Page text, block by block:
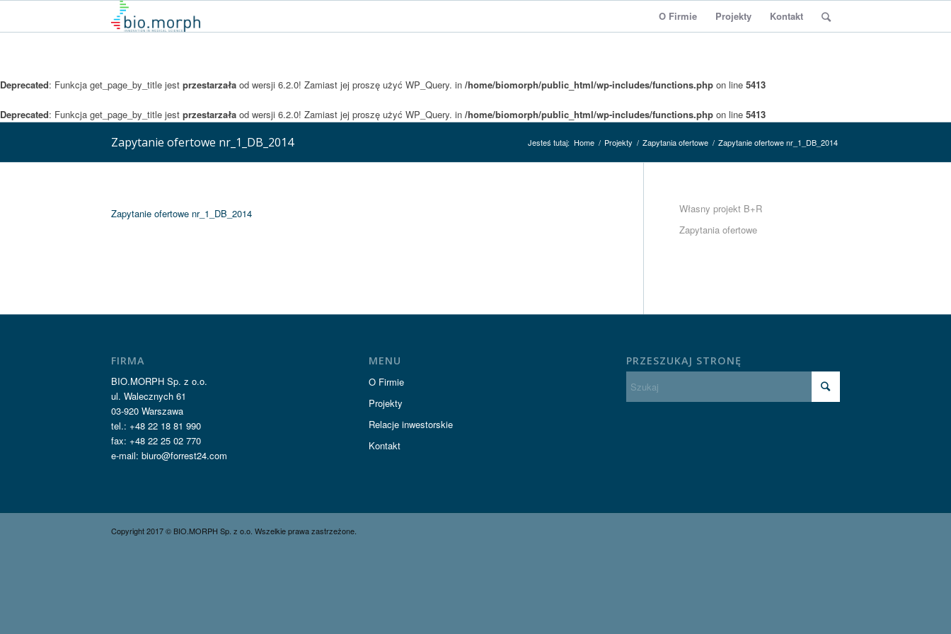
O Firmie Projekty Kontakt
Deprecated: Funkcja get_page_by_title jest przestarzała od wersji 6.2.0! Zamiast jej proszę użyć WP_Query. in /home/biomorph/public_html/wp-includes/functions.php on line 5413
Deprecated: Funkcja get_page_by_title jest przestarzała od wersji 6.2.0! Zamiast jej proszę użyć WP_Query. in /home/biomorph/public_html/wp-includes/functions.php on line 5413
Zapytanie ofertowe nr_1_DB_2014 Jesteś tutaj: Home / Projekty / Zapytania ofertowe / Zapytanie ofertowe nr_1_DB_2014
Zapytanie ofertowe nr_1_DB_2014
Własny projekt B+R
Zapytania ofertowe
FIRMA
BIO.MORPH Sp. z o.o.
ul. Walecznych 61
03-920 Warszawa
tel.: +48 22 18 81 990
fax: +48 22 25 02 770
e-mail: biuro@forrest24.com
MENU
O Firmie
Projekty
Relacje inwestorskie
Kontakt
PRZESZUKAJ STRONĘ
Copyright 2017 © BIO.MORPH Sp. z o.o. Wszelkie prawa zastrzeżone.